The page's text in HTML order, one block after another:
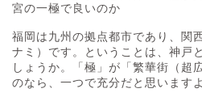
宮の一極で良いのか
福岡は九州の拠点都市であり、関
ナミ）です。ということは、神戸
しょうか。「極」が「繁華街（超
のなら、一つで充分だと思いますよ